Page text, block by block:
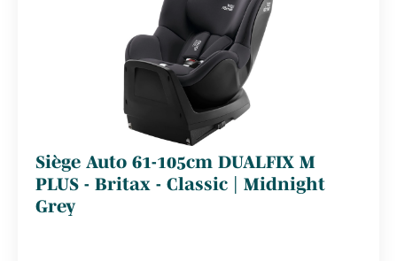
Siège Auto 61-105cm DUALFIX M
PLUS - Britax - Classic | Midnight
Grey